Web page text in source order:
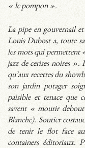
« le pompon ».
La pipe en gouvernail
Louis Dubost a, toute sa
les mots qui permettent
jazz de cerises noires ».
qu’aux recettes du
son jardin potager
paisible et tenace que
savent « mourir
Blanche). Soutier
de tenir le flot face
containers éditoriaux.